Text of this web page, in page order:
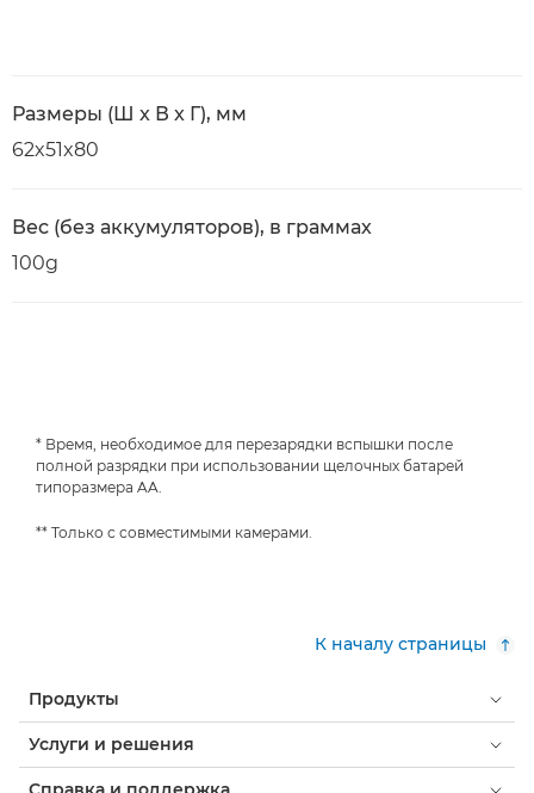
Размеры (Ш x В x Г), мм
62x51x80
Вес (без аккумуляторов), в граммах
100g
* Время, необходимое для перезарядки вспышки после
полной разрядки при использовании щелочных батарей
типоразмера AA.
** Только с совместимыми камерами.
К началу страницы
Продукты
Услуги и решения